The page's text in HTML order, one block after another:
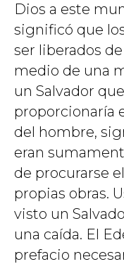
Dios a este
significó que
ser liberados
medio de una
un Salvador
proporcionaría
del hombre,
eran
de procurarse
propias obras.
visto un
una caída. El
prefacio